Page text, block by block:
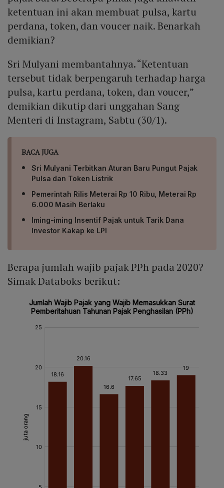
ketentuan ini akan membuat pulsa, kartu
perdana, token, dan voucer naik. Benarkah
demikian?
Sri Mulyani membantahnya. “Ketentuan
tersebut tidak berpengaruh terhadap harga
pulsa, kartu perdana, token, dan voucer,”
demikian dikutip dari unggahan Sang
Menteri di Instagram, Sabtu (30/1).
BACA JUGA
Sri Mulyani Terbitkan Aturan Baru Pungut Pajak
Pulsa dan Token Listrik
Pemerintah Rilis Meterai Rp 10 Ribu, Meterai Rp
6.000 Masih Berlaku
Iming-iming Insentif Pajak untuk Tarik Dana
Investor Kakap ke LPI
Berapa jumlah wajib pajak PPh pada 2020?
Simak Databoks berikut: